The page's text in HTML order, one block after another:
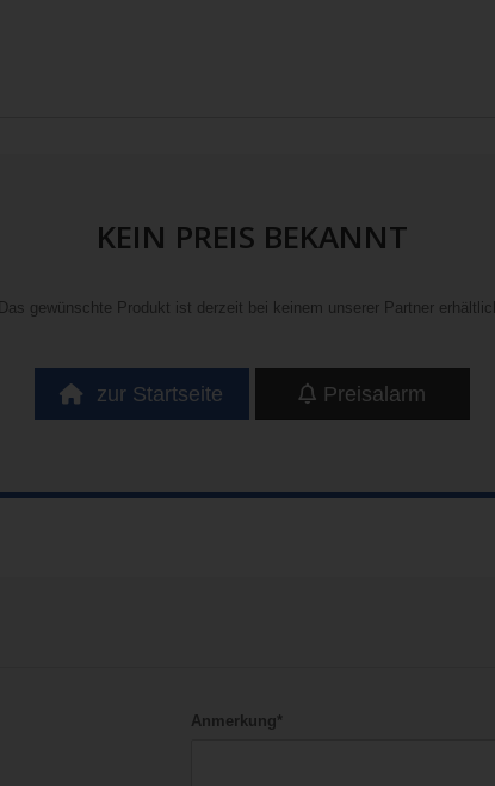
KEIN PREIS BEKANNT
Das gewünschte Produkt ist derzeit bei keinem unserer Partner
zur Startseite Preisalarm
Anmerkung*